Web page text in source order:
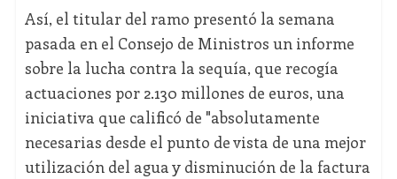
Así, el titular del ramo presentó la semana
pasada en el Consejo de Ministros un informe
sobre la lucha contra la sequía, que recogía
actuaciones por 2.130 millones de euros, una
iniciativa que calificó de "absolutamente
necesarias desde el punto de vista de una mejor
utilización del agua y disminución de la factura